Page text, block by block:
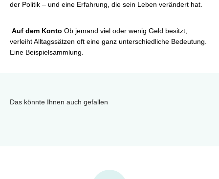
der Politik – und eine Erfahrung, die sein Leben verändert hat.
Auf dem Konto Ob jemand viel oder wenig Geld besitzt,
verleiht Alltagssätzen oft eine ganz unterschiedliche Bedeutung.
Eine Beispielsammlung.
Das könnte Ihnen auch gefallen